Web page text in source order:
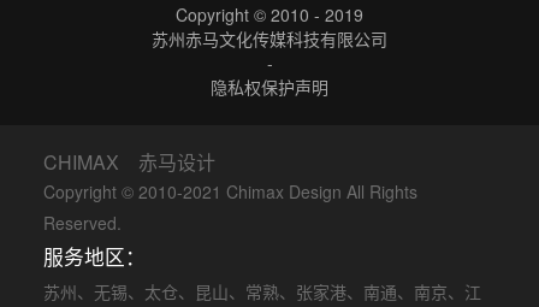
Copyright © 2010 - 2019
苏州赤马文化传媒科技有限公司
-
隐私权保护声明
CHIMAX 赤马设计
Copyright © 2010-2021 Chimax Design All Rights
Reserved.
服务地区：
苏州、 无锡、 太仓、 昆山、 常熟、 张家港、 南通、 南京、 江